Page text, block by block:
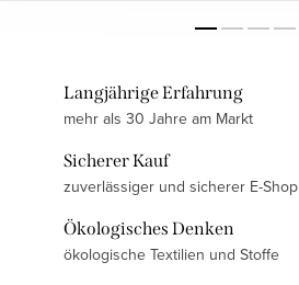
Langjährige Erfahrung
mehr als 30 Jahre am Markt
Sicherer Kauf
zuverlässiger und sicherer E-Shop
Ökologisches Denken
ökologische Textilien und Stoffe